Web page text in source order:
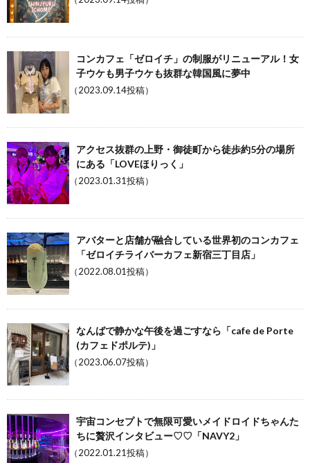
コンカフェ「ゼロイチ」の制服がリニューアル！女
子ウケも男子ウケも抜群な韓国風に夢中
（2023.09.14投稿）
アクセス抜群の上野・御徒町から徒歩約5分の場所
にある「LOVEほりっく」
（2023.01.31投稿）
アバターと店舗が融合している世界初のコンカフェ
「ゼロイチライバーカフェ新宿三丁目店」
（2022.08.01投稿）
なんばで静かな午後を過ごすなら「cafe de Porte
(カフェドポルテ)」
（2023.06.07投稿）
宇宙コンセプトで無限可愛いメイドロイドちゃんた
ちに贅沢インタビュー♡♡「NAVY2」
（2022.01.21投稿）